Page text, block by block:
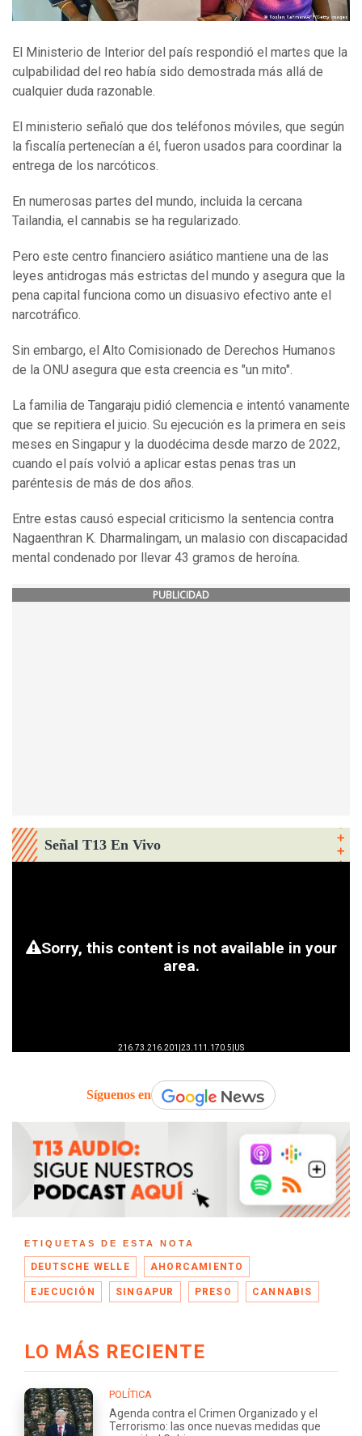
El Ministerio de Interior del país respondió el martes que la
culpabilidad del reo había sido demostrada más allá de
cualquier duda razonable.
El ministerio señaló que dos teléfonos móviles, que según
la fiscalía pertenecían a él, fueron usados para coordinar la
entrega de los narcóticos.
En numerosas partes del mundo, incluida la cercana
Tailandia, el cannabis se ha regularizado.
Pero este centro financiero asiático mantiene una de las
leyes antidrogas más estrictas del mundo y asegura que la
pena capital funciona como un disuasivo efectivo ante el
narcotráfico.
Sin embargo, el Alto Comisionado de Derechos Humanos
de la ONU asegura que esta creencia es "un mito".
La familia de Tangaraju pidió clemencia e intentó vanamente
que se repitiera el juicio. Su ejecución es la primera en seis
meses en Singapur y la duodécima desde marzo de 2022,
cuando el país volvió a aplicar estas penas tras un
paréntesis de más de dos años.
Entre estas causó especial criticismo la sentencia contra
Nagaenthran K. Dharmalingam, un malasio con discapacidad
mental condenado por llevar 43 gramos de heroína.
PUBLICIDAD
Señal T13 En Vivo
Síguenos en
ETIQUETAS DE ESTA NOTA
DEUTSCHE WELLE AHORCAMIENTO
EJECUCIÓN SINGAPUR PRESO CANNABIS
LO MÁS RECIENTE
POLÍTICA
Agenda contra el Crimen Organizado y el
Terrorismo: las once nuevas medidas que